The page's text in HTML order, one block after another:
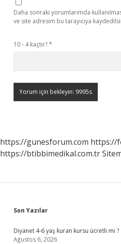
Daha sonraki yorumlarımda
ve site adresim bu tarayıcıya
10 - 4 kaçtır?*
https://gunesforum.com https://
https://btibbimedikal.com.tr
Sidebar
Son Yazılar
Diyanet 4-6 yaş kuran kursu ücretli mi ?
Ağustos 6, 2026